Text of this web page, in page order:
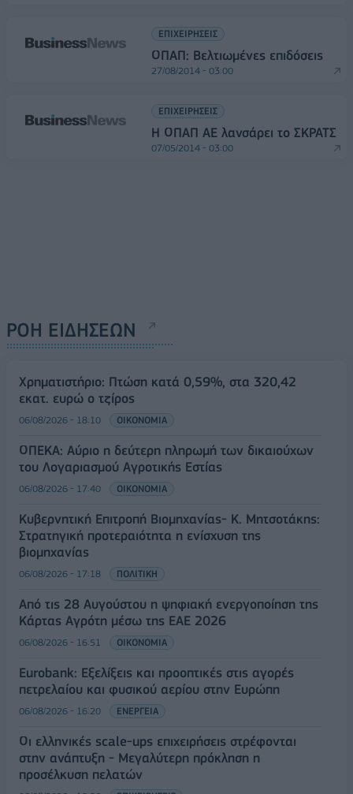
ΕΠΙΧΕΙΡΗΣΕΙΣ
ΟΠΑΠ: Βελτιωμένες επιδόσεις
27/08/2014 - 03:00
ΕΠΙΧΕΙΡΗΣΕΙΣ
Η ΟΠΑΠ ΑΕ λανσάρει το ΣΚΡΑΤΣ
07/05/2014 - 03:00
ΡΟΗ ΕΙΔΗΣΕΩΝ
Χρηματιστήριο: Πτώση κατά 0,59%, στα 320,42
εκατ. ευρώ ο τζίρος
06/08/2026 - 18:10 ΟΙΚΟΝΟΜΙΑ
ΟΠΕΚΑ: Αύριο η δεύτερη πληρωμή των δικαιούχων
του Λογαριασμού Αγροτικής Εστίας
06/08/2026 - 17:40 ΟΙΚΟΝΟΜΙΑ
Κυβερνητική Επιτροπή Βιομηχανίας- Κ. Μητσοτάκης:
Στρατηγική προτεραιότητα η ενίσχυση της
βιομηχανίας
06/08/2026 - 17:18 ΠΟΛΙΤΙΚΗ
Από τις 28 Αυγούστου η ψηφιακή ενεργοποίηση της
Κάρτας Αγρότη μέσω της ΕΑΕ 2026
06/08/2026 - 16:51 ΟΙΚΟΝΟΜΙΑ
Eurobank: Εξελίξεις και προοπτικές στις αγορές
πετρελαίου και φυσικού αερίου στην Ευρώπη
06/08/2026 - 16:20 ΕΝΕΡΓΕΙΑ
Οι ελληνικές scale-ups επιχειρήσεις στρέφονται
στην ανάπτυξη - Μεγαλύτερη πρόκληση η
προσέλκυση πελατών